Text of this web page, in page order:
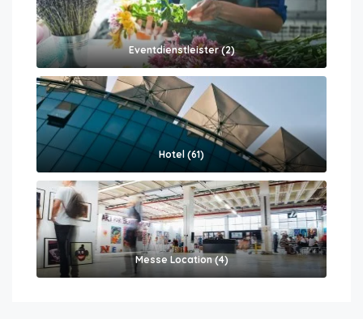
Eventdienstleister (2)
Hotel (61)
Messe Location (4)